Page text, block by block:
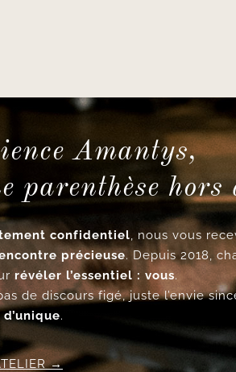
Amantys,
parenthèse hors
confidentiel, nous vous
précieuse. Depuis 2018,
révéler l’essentiel : vous.
de discours figé, juste l’envie
.